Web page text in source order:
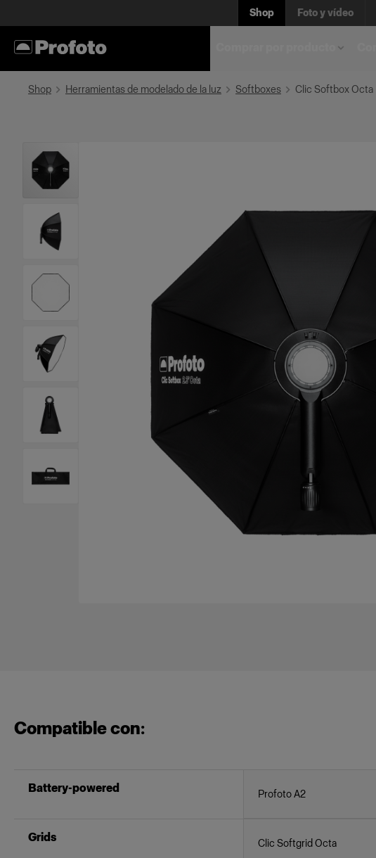
Shop Foto y vídeo
Shop Herramientas de modelado de la luz Softboxes Clic Softbox Octa
Compatible con:
Battery-powered Profoto A2
Grids Clic Softgrid Octa